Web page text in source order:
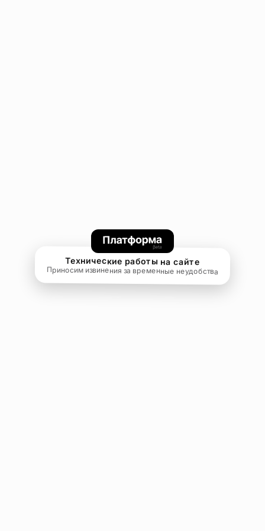
Технические работы на сайте
Приносим извинения за временные неудобства